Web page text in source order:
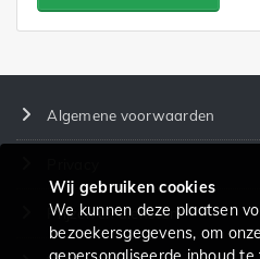
Algemene voorwaarden
Prijzen en diensten
Wij gebruiken cookies
We kunnen deze plaatsen
bezoekersgegevens, om